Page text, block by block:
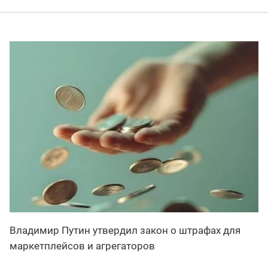
Владимир Путин утвердил закон о штрафах для
маркетплейсов и агрегаторов